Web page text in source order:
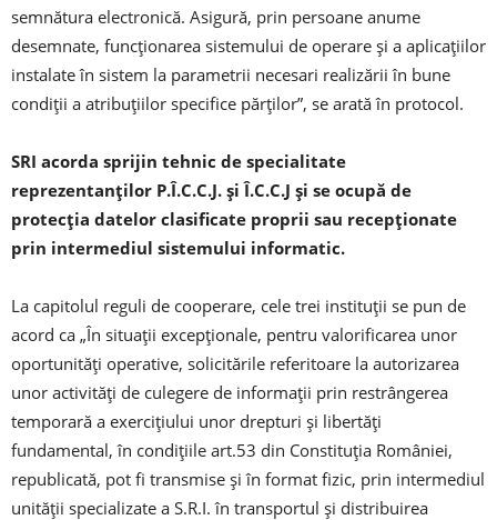
semnătura electronică. Asigură, prin persoane anume
desemnate, funcţionarea sistemului de operare şi a aplicaţiilor
instalate în sistem la parametrii necesari realizării în bune
condiţii a atribuţiilor specifice părţilor”, se arată în protocol.
SRI acorda sprijin tehnic de specialitate
reprezentanţilor P.Î.C.C.J. şi Î.C.C.J şi se ocupă de
protecţia datelor clasificate proprii sau recepţionate
prin intermediul sistemului informatic.
La capitolul reguli de cooperare, cele trei instituţii se pun de
acord ca „În situaţii excepţionale, pentru valorificarea unor
oportunităţi operative, solicitările referitoare la autorizarea
unor activităţi de culegere de informaţii prin restrângerea
temporară a exerciţiului unor drepturi şi libertăţi
fundamental, în condiţiile art.53 din Constituţia României,
republicată, pot fi transmise şi în format fizic, prin intermediul
unităţii specializate a S.R.I. în transportul şi distribuirea